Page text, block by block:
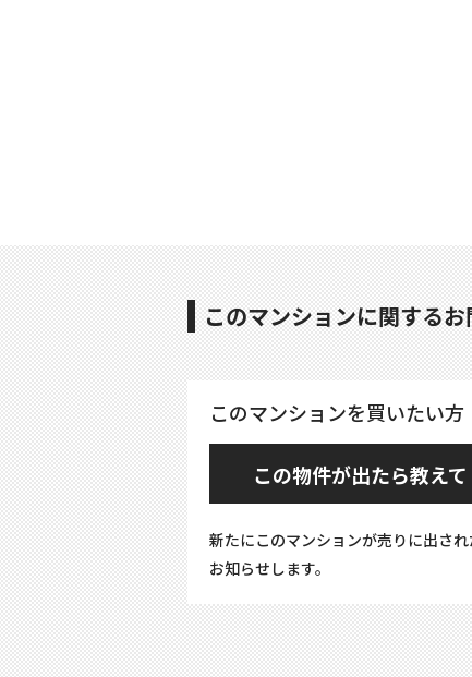
このマンションに関する
このマンションを買いたい方
この物件が出たら教えて
新たにこのマンションが売りに出され
お知らせします。